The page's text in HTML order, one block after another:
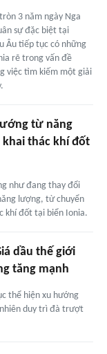
3 năm ngày Nga
sự đặc biệt tại
Âu tiếp tục có những
rẽ trong vấn đề
việc tìm kiếm một giải
từ năng
thác khí đốt
như đang thay đổi
lượng, từ chuyển
khí đốt tại biển Ionia.
dầu thế giới
tăng mạnh
thể hiện xu hướng
duy trì đà trượt